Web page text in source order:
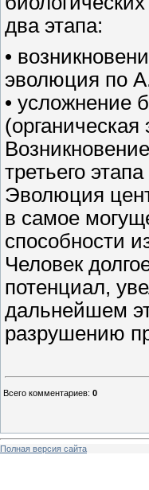
два этапа:
•
эволюция по
• усложнение
третьего
Эволюция
в самое
способности
Человек
потенциал,
дальнейшем
разрушению
Всего комментариев: 0
Полная версия сайта